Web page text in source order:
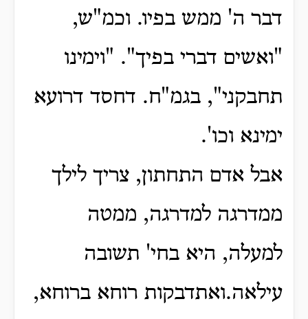
דבר ה' ממש בפיו. וכמ"ש,
"ואשים דברי בפיך". "וימינו
תחבקני", בגמ"ח. דחסד דרועא
ימינא וכו'.
אבל אדם התחתון, צריך לילך
ממדרגה למדרגה, ממטה
למעלה, היא בחי' תשובה
עילאה.ואתדבקות רוחא ברוחא,